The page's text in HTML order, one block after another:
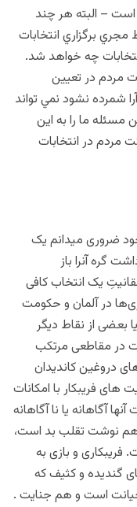
است – البته هر چند
برگزاري انتخابات
چه خواهد شد.
مردم در تعيين
شمرده نشود نمي تواند
ما را به اين
مردم در انتخابات
ضروری میدانم یک
گره آنرا باز
یک انتخاب کافی
در آلمان و حکومت
بعضی از نقاط دیگر
در مقاطعی مرتکب
دروغین کاندیدان
فریبکار با امکانات
آگاهانه یا نا آگاهانه
نوشت تقلب بد است،
فریبکاری و بازی به
گندیده و کثیف که
است و هم جنایت .